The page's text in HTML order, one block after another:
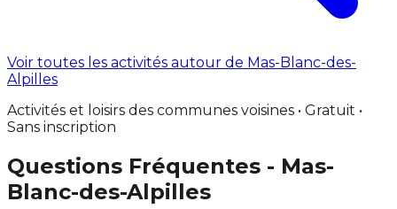
Voir toutes les activités autour de Mas-Blanc-des-
Alpilles
Activités et loisirs des communes voisines • Gratuit •
Sans inscription
Questions Fréquentes - Mas-
Blanc-des-Alpilles